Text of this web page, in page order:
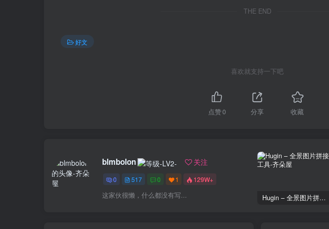
THE END
好文
喜欢就支持一下吧
点赞0 分享 收藏
blmbolon 关注
0 517 0 1 129W+
这家伙很懒，什么都没有写... Hugin – 全景图片拼接工具